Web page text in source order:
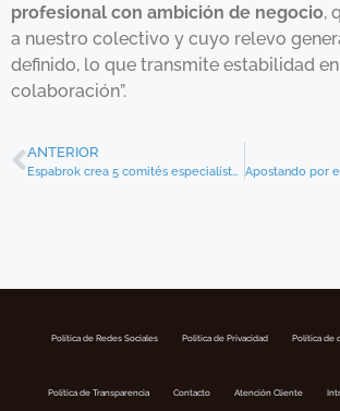
profesional con ambición de negocio,
a nuestro colectivo y cuyo relevo
definido, lo que transmite estabilidad
colaboración”.
ANTERIOR
Espabrok crea 5 comités especialistas de productos.
Política de Redes Sociales Politica de Privacidad Política de
Política de Transparencia Contacto Atención Cliente